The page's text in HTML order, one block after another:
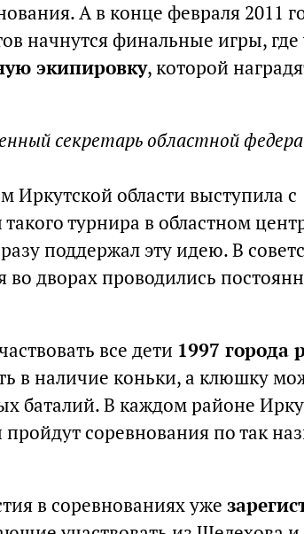
А в конце февраля 2011
начнутся финальные игры, где
экипировку, которой
секретарь областной
Иркутской области выступила с
турнира в областном
поддержал эту идею. В
во дворах проводились
все дети 1997 города
в наличие коньки, а клюшку
баталий. В каждом районе
пройдут соревнования по так
в соревнованиях уже